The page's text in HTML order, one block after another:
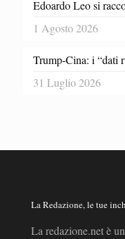
Edoardo Leo si
1 Agosto 2026
Trump-Cina: i “dati
31 Luglio 2026
La Redazione, le tue
La redazione.net è